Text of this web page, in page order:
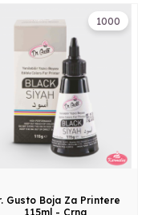
1000
Gusto Boja Za Printere
115ml - Crna